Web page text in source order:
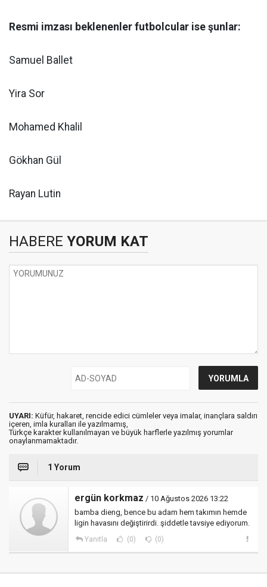
Resmi imzası beklenenler futbolcular ise şunlar:
Samuel Ballet
Yira Sor
Mohamed Khalil
Gökhan Gül
Rayan Lutin
HABERE YORUM KAT
UYARI: Küfür, hakaret, rencide edici cümleler veya imalar, inançlara saldırı
içeren, imla kuralları ile yazılmamış,
Türkçe karakter kullanılmayan ve büyük harflerle yazılmış yorumlar
onaylanmamaktadır.
1 Yorum
ergün korkmaz / 10 Ağustos 2026 13:22
bamba dieng, bence bu adam hem takımın hemde
ligin havasını değiştirirdi. şiddetle tavsiye ediyorum.
Yanıtla (0) (0)